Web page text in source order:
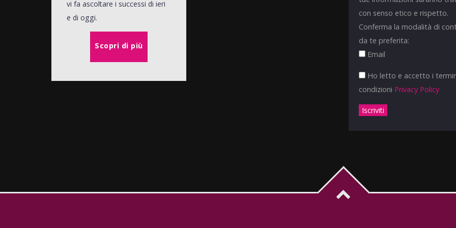
vi fa ascoltare i successi di ieri
e di oggi.
Scopri di più
con senso etico e rispetto.
Conferma la modalità di
da te preferita:
Email
Ho letto e accetto i
condizioni Privacy Policy